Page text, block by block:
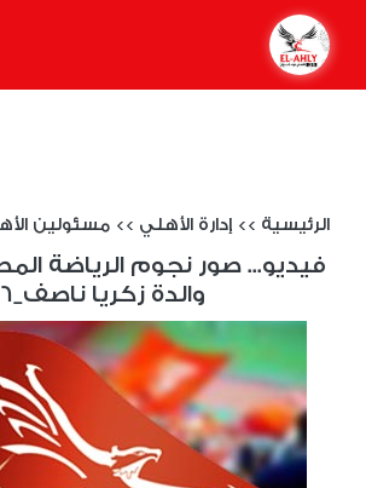
الرئيسية >> إدارة الأهلي >> مسئولين
فيديو... صور نجوم الرياضة
والدة زكريا ناصف_76